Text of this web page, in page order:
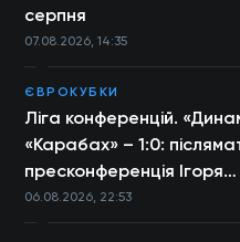
серпня
07.08.2026, 14:35
ЄВРОКУБКИ
Ліга конференцій.
«Карабах» – 1:0:
пресконференція Ігоря
Костюка
06.08.2026, 22:53